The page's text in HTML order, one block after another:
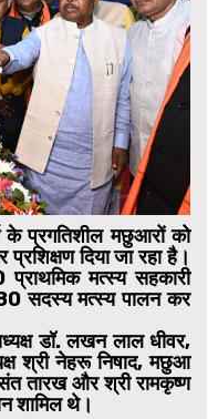
के प्रगतिशील मछुआरों को
दिया जा रहा है।
प्राथमिक मत्स्य सहकारी
सदस्य मत्स्य पालन कर
डॉ. लखन लाल धीवर,
श्री नेहरू निषाद, मछुआ
तारख और श्री रामकृष्ण
शामिल थे।